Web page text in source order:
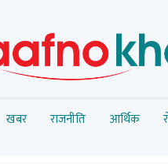
खबर राजनीति आर्थिक